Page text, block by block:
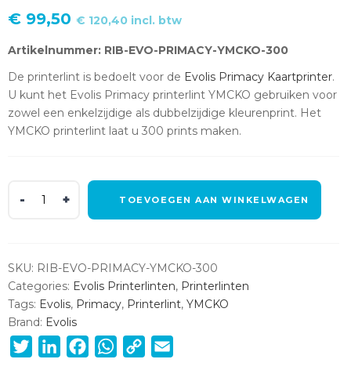
€ 99,50 € 120,40 incl. btw
Artikelnummer: RIB-EVO-PRIMACY-YMCKO-300
De printerlint is bedoelt voor de Evolis Primacy Kaartprinter.
U kunt het Evolis Primacy printerlint YMCKO gebruiken voor
zowel een enkelzijdige als dubbelzijdige kleurenprint. Het
YMCKO printerlint laat u 300 prints maken.
Primacy
(300
prints)
quantity
TOEVOEGEN AAN WINKELWAGEN
SKU: RIB-EVO-PRIMACY-YMCKO-300
Categories: Evolis Printerlinten, Printerlinten
Tags: Evolis, Primacy, Printerlint, YMCKO
Brand: Evolis
TwitterLinkedInFacebookWhatsApp
Copy